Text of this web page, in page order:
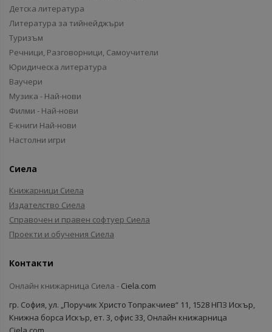
Детска литература
Литература за тийнейджъри
Туризъм
Речници, Разговорници, Самоучители
Юридическа литература
Ваучери
Музика - Най-нови
Филми - Най-нови
Е-книги Най-нови
Настолни игри
Сиела
Книжарници Сиела
Издателство Сиела
Справочен и правен софтуер Сиела
Проекти и обучения Сиела
Контакти
Онлайн книжарница Сиела - Ciela.com
гр. София, ул. „Поручик Христо Топракчиев“ 11, 1528 НПЗ Искър,
Книжна борса Искър, ет. 3, офис 33, Онлайн книжарница